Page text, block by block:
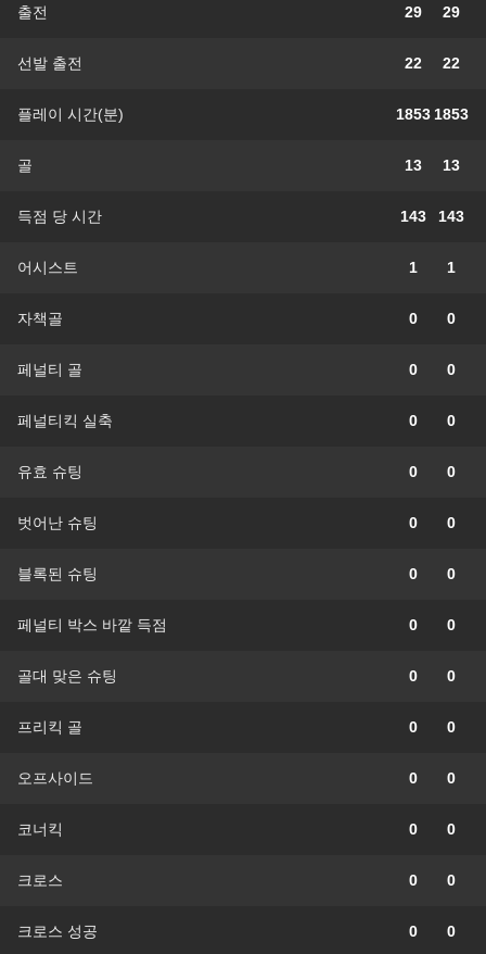
출전 29 29
선발 출전 22 22
플레이 시간(분) 1853 1853
골 13 13
득점 당 시간 143 143
어시스트 1 1
자책골 0 0
페널티 골 0 0
페널티킥 실축 0 0
유효 슈팅 0 0
벗어난 슈팅 0 0
블록된 슈팅 0 0
페널티 박스 바깥 득점 0 0
골대 맞은 슈팅 0 0
프리킥 골 0 0
오프사이드 0 0
코너킥 0 0
크로스 0 0
크로스 성공 0 0